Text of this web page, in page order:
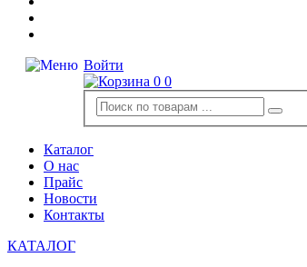
Войти
0 0
Каталог
О нас
Прайс
Новости
Контакты
КАТАЛОГ